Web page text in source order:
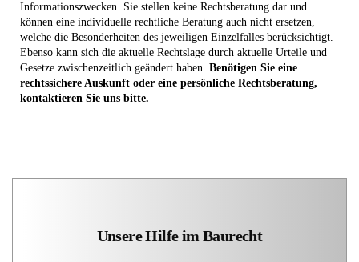
Informationszwecken. Sie stellen keine Rechtsberatung dar und
können eine individuelle rechtliche Beratung auch nicht ersetzen,
welche die Besonderheiten des jeweiligen Einzelfalles berücksichtigt.
Ebenso kann sich die aktuelle Rechtslage durch aktuelle Urteile und
Gesetze zwischenzeitlich geändert haben. Benötigen Sie eine
rechtssichere Auskunft oder eine persönliche Rechtsberatung,
kontaktieren Sie uns bitte.
Unsere Hilfe im Baurecht